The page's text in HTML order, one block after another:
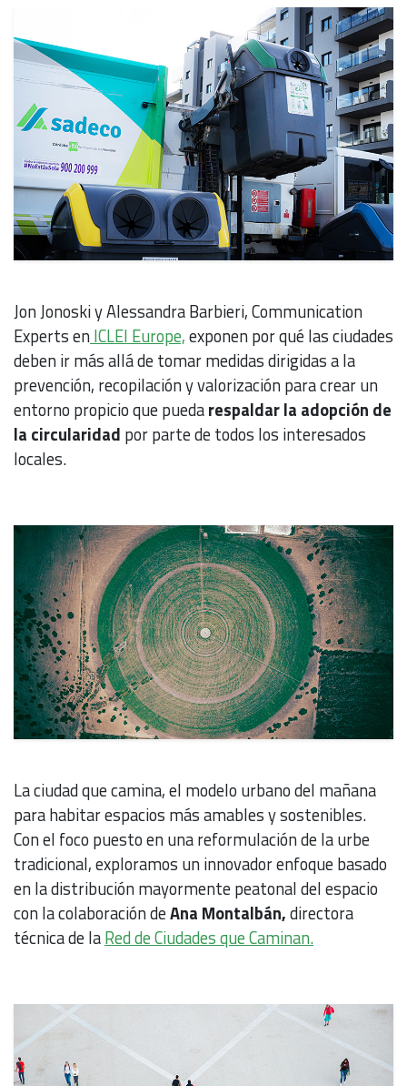
Jon Jonoski y Alessandra Barbieri, Communication
Experts enICLEI Europe,exponen por qué las ciudades
deben ir más allá de tomar medidas dirigidas a la
prevención, recopilación y valorización para crear un
entorno propicio que puedarespaldar la adopción de
la circularidad por parte de todos los interesados
locales.
La ciudad que camina, el modelo urbano del mañana
para habitar espacios más amables y sostenibles.
Con el foco puesto en una reformulación de la urbe
tradicional, exploramos un innovador enfoque basado
en la distribución mayormente peatonal del espacio
con la colaboración deAna Montalbán,directora
técnica de laRed de Ciudades que Caminan.